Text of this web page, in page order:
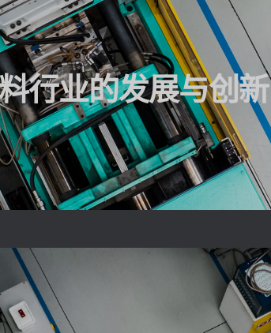
行业的发展与创新